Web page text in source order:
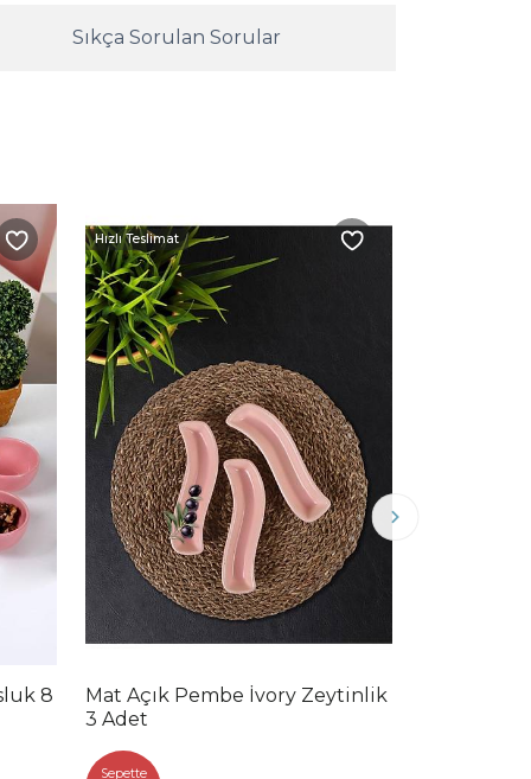
Sıkça Sorulan Sorular
8
Hızlı Teslimat
Mat Açık Pembe İvory Zeytinlik
3 Adet
Sepette